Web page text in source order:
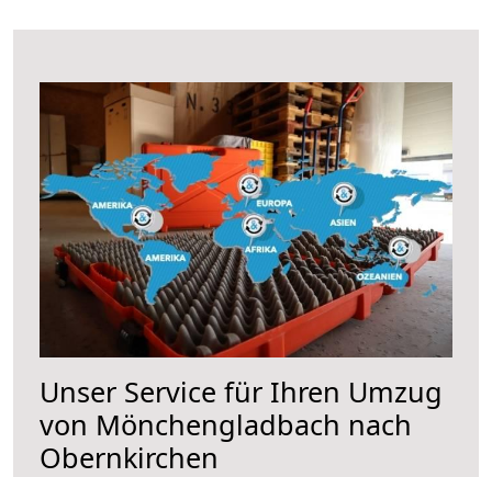
Unser Service für Ihren Umzug
von Mönchengladbach nach
Obernkirchen